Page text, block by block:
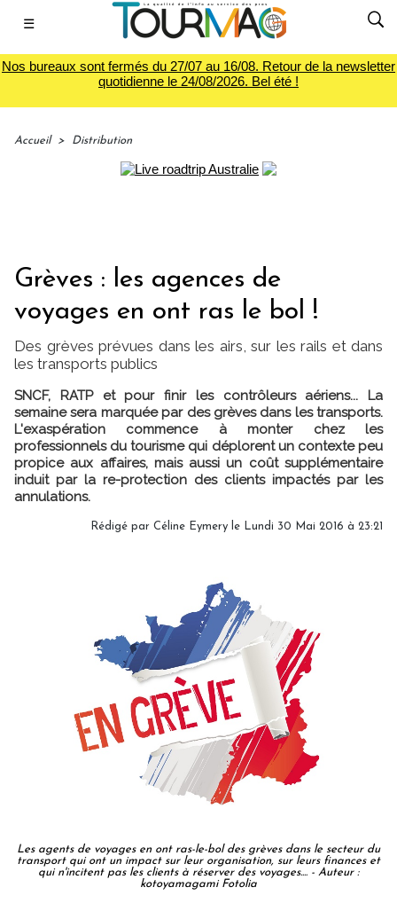
☰
Nos bureaux sont fermés du 27/07 au 16/08. Retour de la newsletter
quotidienne le 24/08/2026. Bel été !
Accueil > Distribution
Grèves : les agences de
voyages en ont ras le bol !
Des grèves prévues dans les airs, sur les rails et dans
les transports publics
SNCF, RATP et pour finir les contrôleurs aériens... La
semaine sera marquée par des grèves dans les transports.
L'exaspération commence à monter chez les
professionnels du tourisme qui déplorent un contexte peu
propice aux affaires, mais aussi un coût supplémentaire
induit par la re-protection des clients impactés par les
annulations.
Rédigé par Céline Eymery le Lundi 30 Mai 2016 à 23:21
Les agents de voyages en ont ras-le-bol des grèves dans le secteur du
transport qui ont un impact sur leur organisation, sur leurs finances et
qui n'incitent pas les clients à réserver des voyages.... - Auteur :
kotoyamagami Fotolia